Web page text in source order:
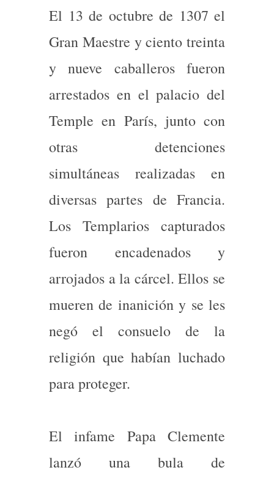
El 13 de octubre de 1307 el
Gran Maestre y ciento treinta
y nueve caballeros fueron
arrestados en el palacio del
Temple en París, junto con
otras detenciones
simultáneas realizadas en
diversas partes de Francia.
Los Templarios capturados
fueron encadenados y
arrojados a la cárcel. Ellos se
mueren de inanición y se les
negó el consuelo de la
religión que habían luchado
para proteger.
El infame Papa Clemente
lanzó una bula de